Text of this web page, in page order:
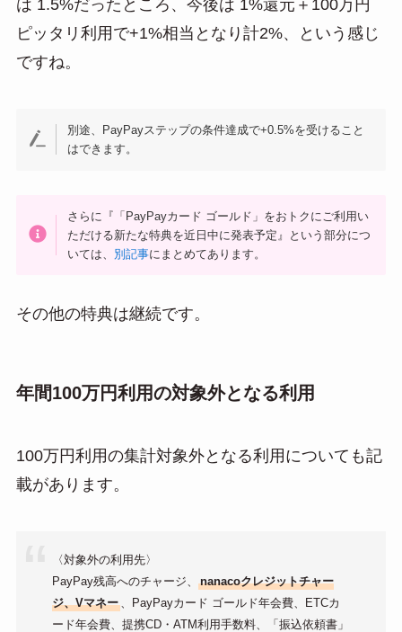
は 1.5%だったところ、今後は 1%還元＋100万円
ピッタリ利用で+1%相当となり計2%、という感じ
ですね。
別途、PayPayステップの条件達成で+0.5%を受けること
はできます。
さらに『「PayPayカード ゴールド」をおトクにご利用い
ただける新たな特典を近日中に発表予定』という部分につ
いては、 別記事にまとめてあります。
その他の特典は継続です。
年間100万円利用の対象外となる利用
100万円利用の集計対象外となる利用についても記
載があります。
〈対象外の利用先〉
PayPay残高へのチャージ、nanacoクレジットチャー
ジ、Vマネー
、PayPayカード ゴールド年会費、ETCカ
ード年会費、提携CD・ATM利用手数料、「振込依頼書」